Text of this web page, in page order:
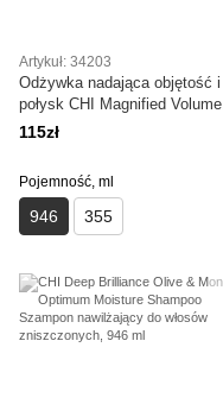
Artykuł: 34203
Odżywka nadająca objętość i
połysk CHI Magnified Volume
Conditioner 946 ml
115zł
Pojemność, ml
946 355